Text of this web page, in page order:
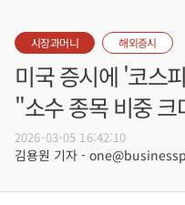
시장과머니 해외증시
미국 증시에 '코스
"소수 종목 비중
2026-03-05 16:42:10
김용원 기자 -